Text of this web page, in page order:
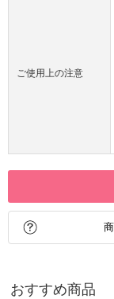
ご使用上の注意
おすすめ商品